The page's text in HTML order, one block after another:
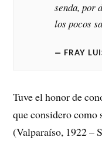
senda, por
los pocos
FRAY
Tuve el honor de
que considero como
(Valparaíso, 1922 –